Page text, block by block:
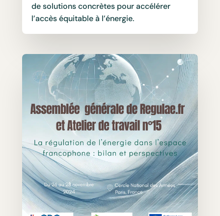
de solutions concrètes pour accélérer
l’accès équitable à l’énergie.